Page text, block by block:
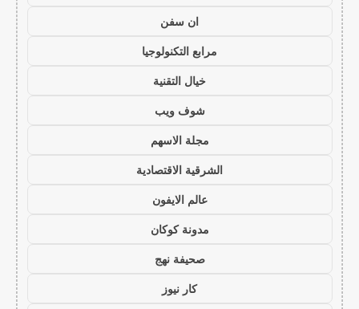
ان سفن
مرابع التكنولوجيا
خيال التقنية
شوف ويب
مجلة الاسهم
الشرقية الاقتصادية
عالم الايفون
مدونة كوكان
صحيفة نهج
كار نيوز